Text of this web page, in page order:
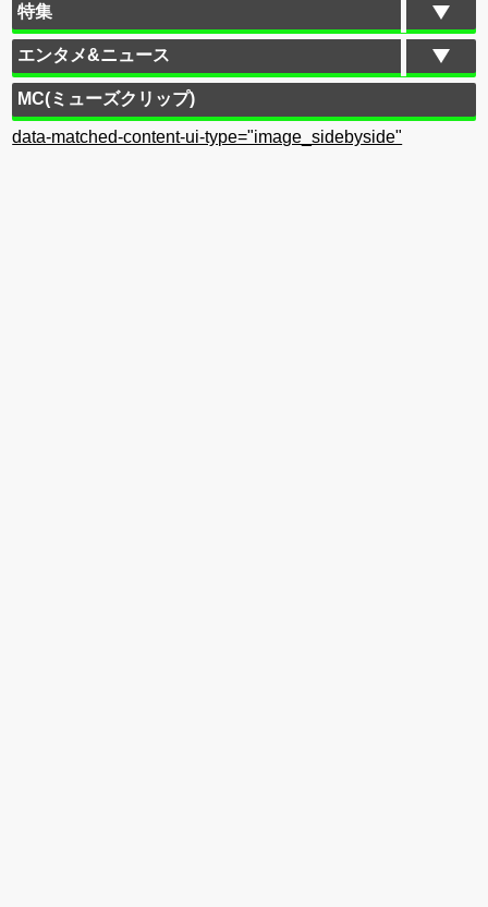
特集
エンタメ&ニュース
MC(ミューズクリップ)
data-matched-content-ui-type="image_sidebyside"